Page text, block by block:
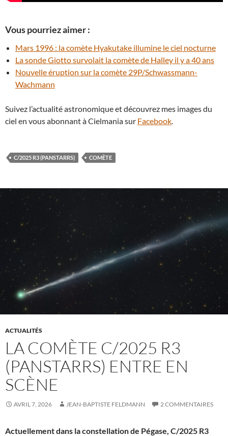
Vous pourriez aimer :
Mars 1996 : la comète Hyakutake illumine le ciel nocturne
La sonde Giotto survolait la comète de Halley il y a 40 ans
Nouvelle éruption sur la comète 29P/Schwassmann-
Wachmann
Suivez l’actualité astronomique et découvrez mes images du
ciel en vous abonnant à Cielmania sur Facebook.
C/2025 R3 (PANSTARRS) COMÈTE
ACTUALITÉS
LA COMÈTE C/2025 R3
(PANSTARRS) ENTRE EN
SCÈNE
AVRIL 7, 2026 JEAN-BAPTISTE FELDMANN 2 COMMENTAIRES
Actuellement dans la constellation de Pégase, C/2025 R3